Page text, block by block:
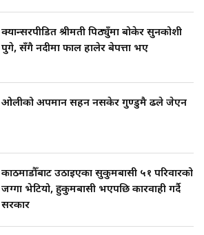
क्यान्सरपीडित श्रीमती पिठ्युँमा बोकेर सुनकोशी
पुगे, सँगै नदीमा फाल हालेर बेपत्ता भए
ओलीको अपमान सहन नसकेर गुण्डुमै ढले जेएन
काठमाडौँबाट उठाइएका सुकुमबासी ५१ परिवारको
जग्गा भेटियो, हुकुमबासी भएपछि कारवाही गर्दै
सरकार